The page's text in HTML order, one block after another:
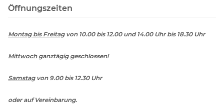
Öffnungszeiten
Montag bis Freitagvon 10.00 bis 12.00 und 14.00 Uhr bis 18.30 Uhr
Mittwochganztägig geschlossen!
Samstagvon 9.00 bis 12.30 Uhr
oder auf Vereinbarung.